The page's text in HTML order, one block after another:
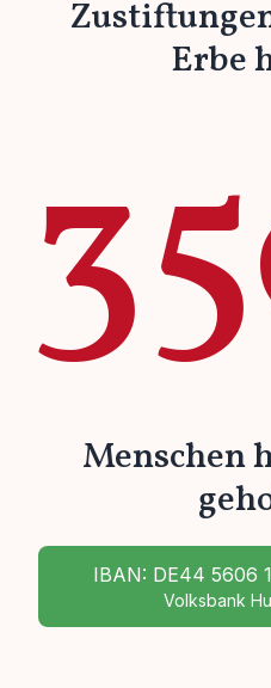
Erbe
Menschen
IBAN: DE44 5606
Volksbank